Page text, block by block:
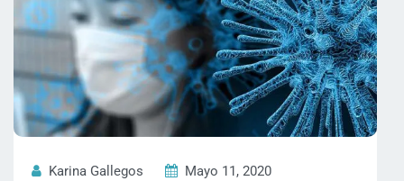
Karina Gallegos
Mayo 11, 2020